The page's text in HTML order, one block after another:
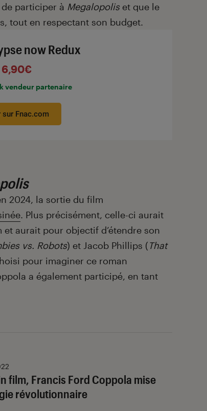
participer à Megalopolis et que le
tout en respectant son budget.
now Redux
6,90€
vendeur partenaire
sur Fnac.com
2024, la sortie du film
. Plus précisément, celle-ci aurait
aurait pour objectif d’étendre son
vs. Robots) et Jacob Phillips (That
pour imaginer ce roman
a également participé, en tant
film, Francis Ford Coppola mise
révolutionnaire